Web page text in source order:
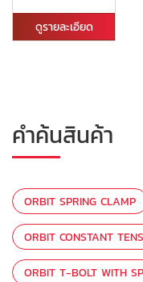
ดูรายละเอียด
คำค้นสินค้า
ORBIT SPRING CLAMP
ORBIT CONSTANT
ORBIT T-BOLT WITH